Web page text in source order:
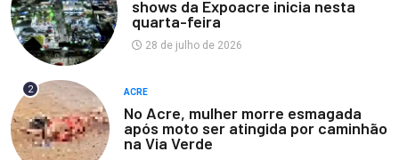
shows da Expoacre inicia nesta
quarta-feira
28 de julho de 2026
2 ACRE
No Acre, mulher morre esmagada
após moto ser atingida por caminhão
na Via Verde